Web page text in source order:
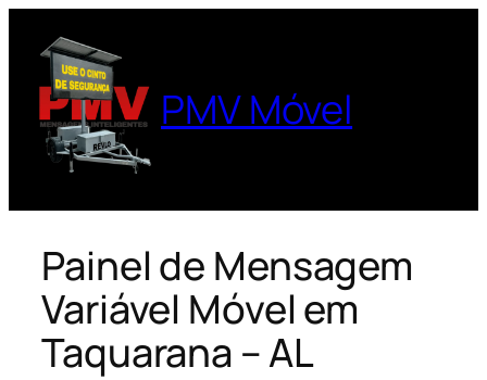
para
conteúdo
PMV Móvel
Painel de Mensagem
Variável Móvel em
Taquarana – AL